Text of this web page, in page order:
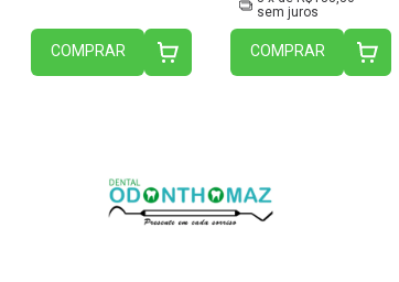
COMPRAR
sem juros
COMPRAR